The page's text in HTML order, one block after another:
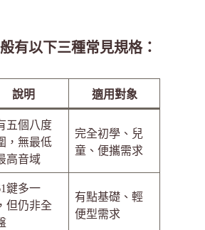
有以下三種常見規格：
說明 適用對象
五個八度
，無最低
高音域
完全初學、兒
童、便攜需求
鍵多一
但仍非全
有點基礎、輕
便型需求